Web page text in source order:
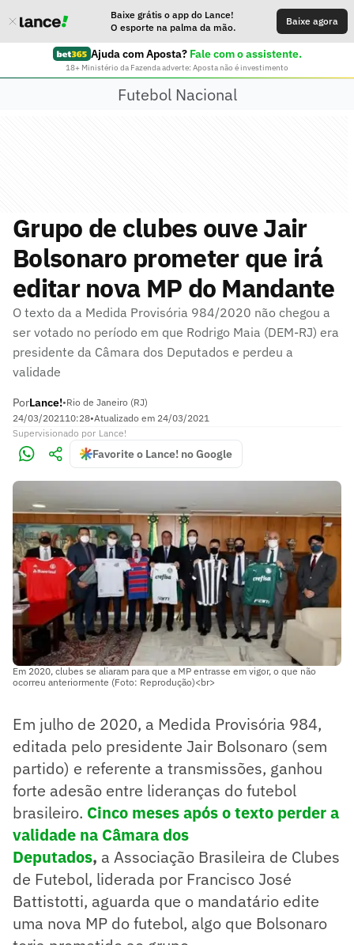
Baixe grátis o app do Lance!
O esporte na palma da mão.
Baixe agora
Ajuda com Aposta? Fale com o assistente.
18+ Ministério da Fazenda adverte: Aposta não é investimento
Futebol Nacional
Grupo de clubes ouve Jair
Bolsonaro prometer que irá
editar nova MP do Mandante
O texto da a Medida Provisória 984/2020 não chegou a
ser votado no período em que Rodrigo Maia (DEM-RJ) era
presidente da Câmara dos Deputados e perdeu a
validade
PorLance!•Rio de Janeiro (RJ)
24/03/202110:28•Atualizado em 24/03/2021
Supervisionado por Lance!
Favorite o Lance! no Google
Em 2020, clubes se aliaram para que a MP entrasse em vigor, o que não
ocorreu anteriormente (Foto: Reprodução)<br>
Em julho de 2020, a Medida Provisória 984,
editada pelo presidente Jair Bolsonaro (sem
partido) e referente a transmissões, ganhou
forte adesão entre lideranças do futebol
brasileiro. Cinco meses após o texto perder a
validade na Câmara dos
Deputados, a Associação Brasileira de Clubes
de Futebol, liderada por Francisco José
Battistotti, aguarda que o mandatário edite
uma nova MP do futebol, algo que Bolsonaro